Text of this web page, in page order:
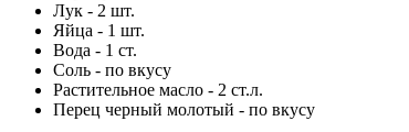
Лук - 2 шт.
Яйца - 1 шт.
Вода - 1 ст.
Соль - по вкусу
Растительное масло - 2 ст.л.
Перец черный молотый - по вкусу